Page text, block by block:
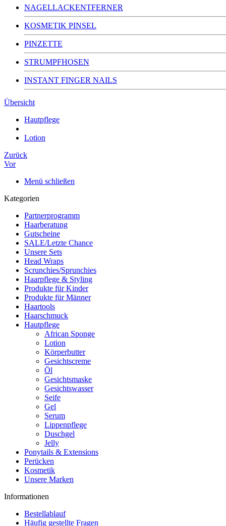
NAGELLACKENTFERNER
KOSMETIK PINSEL
PINZETTE
STRUMPFHOSEN
INSTANT FINGER NAILS
Übersicht
Hautpflege
Lotion
Zurück
Vor
Menü schließen
Kategorien
Partnerprogramm
Haarberatung
Gutscheine
SALE/Letzte Chance
Unsere Sets
Head Wraps
Scrunchies/Sprunchies
Haarpflege & Styling
Produkte für Kinder
Produkte für Männer
Haartools
Haarschmuck
Hautpflege
African Sponge
Lotion
Körperbutter
Gesichtscreme
Öl
Gesichtsmaske
Gesichtswasser
Seife
Gel
Serum
Lippenpflege
Duschgel
Jelly
Ponytails & Extensions
Perücken
Kosmetik
Unsere Marken
Informationen
Bestellablauf
Häufig gestellte Fragen